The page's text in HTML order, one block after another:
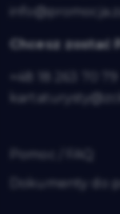
Chcesz zostać
Dokumenty do